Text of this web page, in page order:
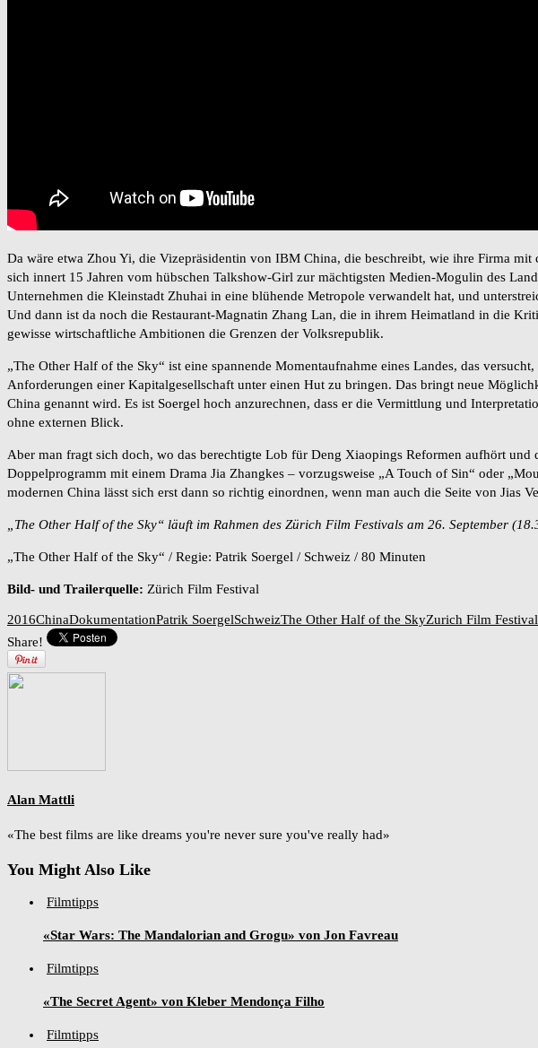
Da wäre etwa Zhou Yi, die Vizepräsidentin von IBM China, die beschreibt, wie ihre Firma
sich innert 15 Jahren vom hübschen Talkshow-Girl zur mächtigsten Medien-Mogulin des
Unternehmen die Kleinstadt Zhuhai in eine blühende Metropole verwandelt hat, und
Und dann ist da noch die Restaurant-Magnatin Zhang Lan, die in ihrem Heimatland in die
gewisse wirtschaftliche Ambitionen die Grenzen der Volksrepublik.
„The Other Half of the Sky“ ist eine spannende Momentaufnahme eines Landes, das
Anforderungen einer Kapitalgesellschaft unter einen Hut zu bringen. Das bringt neue
China genannt wird. Es ist Soergel hoch anzurechnen, dass er die Vermittlung und
ohne externen Blick.
Aber man fragt sich doch, wo das berechtigte Lob für Deng Xiaopings Reformen aufhört
Doppelprogramm mit einem Drama Jia Zhangkes – vorzugsweise „A Touch of Sin“ oder
modernen China lässt sich erst dann so richtig einordnen, wenn man auch die Seite von Jias
„The Other Half of the Sky“ läuft im Rahmen des Zürich Film Festivals am 26. September
„The Other Half of the Sky“ / Regie: Patrik Soergel / Schweiz / 80 Minuten
Bild- und Trailerquelle: Zürich Film Festival
2016ChinaDokumentationPatrik SoergelSchweizThe Other Half of the SkyZurich Film Festival
Share!
Alan Mattli
«The best films are like dreams you're never sure you've really had»
You Might Also Like
Filmtipps
«Star Wars: The Mandalorian and Grogu» von Jon Favreau
Filmtipps
«The Secret Agent» von Kleber Mendonça Filho
Filmtipps